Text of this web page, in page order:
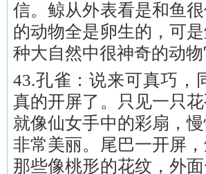
信。鲸从外表看是和鱼
的动物全是卵生的，可
种大自然中很神奇的动
43.孔雀：说来可真巧，
真的开屏了。只见一只
就像仙女手中的彩扇，
非常美丽。尾巴一开屏
那些像桃形的花纹，外